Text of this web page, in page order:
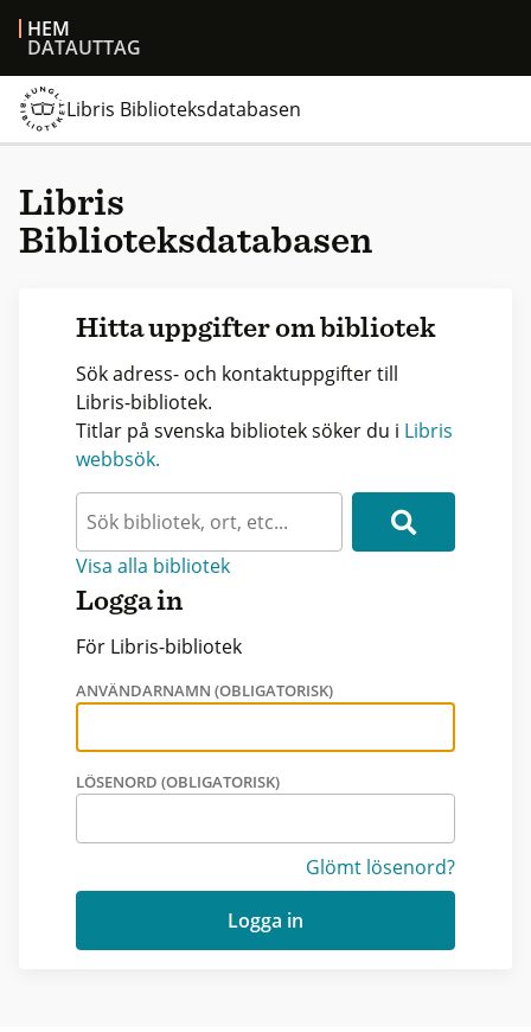
HEM
DATAUTTAG
Libris Biblioteksdatabasen
Libris
Biblioteksdatabasen
Hitta uppgifter om bibliotek
Sök adress- och kontaktuppgifter till
Libris-bibliotek.
Titlar på svenska bibliotek söker du i Libris
webbsök.
Visa alla bibliotek
Logga in
För Libris-bibliotek
ANVÄNDARNAMN (OBLIGATORISK)
LÖSENORD (OBLIGATORISK)
Glömt lösenord?
Logga in